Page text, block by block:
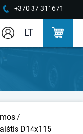
+370 37 311671
LT
/
D14x115